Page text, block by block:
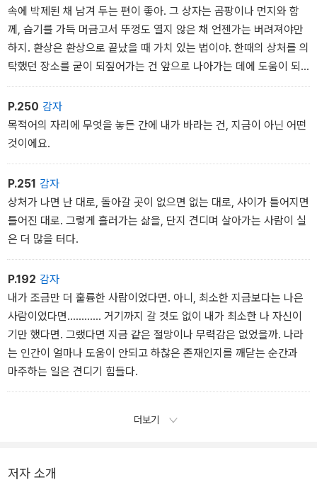
돌아가야 한다는 사실을 깨닫고 씁쓸함을 느낀다.
이렇듯 위저드 베이커리에선 잔혹한 현실이 그대로 드러나지만, 그곳
에서 소년은 한 줄기 위로를 얻기도 한다. 점장이 몽마의 습격을 당한
날, 괴로워하는 점장을 보던 소년은 악몽을 대신 꾸겠다고 몽마에게
말하고, 세상을 떠난 엄마가 나오는 악몽을 꾼 뒤 이틀 동안 일어나지
못한다. 잠에서 깨어난 소년은 자신을 진심으로 걱정하는 점장을 보
며 가족에게서조차 느껴 본 적 없는 위안에 눈물을 흘린다.
“……낄 만한 데 껴. 누가 너더러 그따위 짓을 하랬냐.”
긴장이 풀리자 뜻밖에도 눈물이 새어 나왔다. 학교 담임이, 또는 배 선
생이 내게 똑같은 일을 했을 때 내 마음을 채웠던 건 회피나 분노, 억
울함 아니면 냉소 같은 것들이었다. 지금 몰려오는 감정은 낯선 종류
였고, 아픔 또한 누군가가 나를 진심으로 걱정하고 있음을 아는 데에
흰 가운을 하염없이 적신다. 『위저드 베이커리』는 시니컬한 문체로
냉혹한 현실을 드러내면서도, 갓 구운 빵과 같은 포근한 위로를 이야
기한다. 가족에게서 도망쳐 마음 둘 곳 없는 소년이 마법사 점장의 담
담하지만 따뜻한 포옹을 받는 장면에서, 독자들은 현실을 단단히 버
틸 수 있게 해 주는 온기를 느끼게 된다.
『위저드 베이커리』가 보여 주는 달콤한 판타지 속에는 씁쓸한 현실이
말하는 위로는 결코 가볍거나 덧없지 않다. 손쉬운 연민이 아닌 단단
자신의 아픔은 자신에게 있어서만 절댓값이다. - 163p
속에 박제된 채 남겨 두는 편이 좋아. 그 상자는 곰팡이나 먼지와 함
께, 습기를 가득 머금고서 뚜껑도 열지 않은 채 언젠가는 버려져야만
하지. 환상은 환상으로 끝났을 때 가치 있는 법이야. 한때의 상처를 의
탁했던 장소를 굳이 되짚어가는 건 앞으로 나아가는 데에 도움이 되
지 않아. 아직도 어린 시절의 마법 따위를 믿는 녀석은 어른이 될 수
없다고.
그러나 나는 그 목소리를 무시하고 더욱 빨리 달린다. 추억이라니. 환
상이라니. 그 모든 것은 내게 있어서는 줄곧 현재였으며 현실이었다.
니었다.
P.250 감자
목적어의 자리에 무엇을 놓든 간에 내가 바라는 건, 지금이 아닌 어떤
것이에요.
P.251 감자
상처가 나면 난 대로, 돌아갈 곳이 없으면 없는 대로, 사이가 틀어지면
틀어진 대로. 그렇게 흘러가는 삶을, 단지 견디며 살아가는 사람이 실
은 더 많을 터다.
P.192 감자
내가 조금만 더 훌륭한 사람이었다면. 아니, 최소한 지금보다는 나은
사람이었다면………… 거기까지 갈 것도 없이 내가 최소한 나 자신이
기만 했다면. 그랬다면 지금 같은 절망이나 무력감은 없었을까. 나라
는 인간이 얼마나 도움이 안되고 하찮은 존재인지를 깨닫는 순간과
마주하는 일은 견디기 힘들다.
더보기
저자 소개